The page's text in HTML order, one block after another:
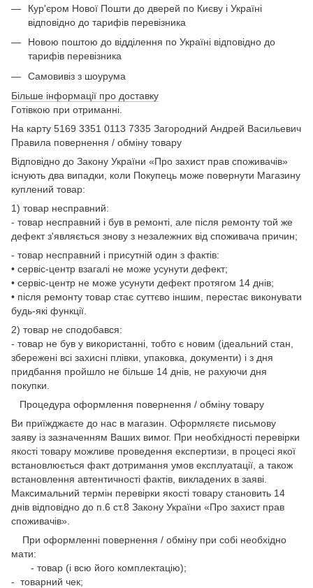
Кур'єром Нової Пошти до дверей по Києву і Україні
відповідно до тарифів перевізника
Новою поштою до відділення по Україні відповідно до
тарифів перевізника
Самовивіз з шоурума
Більше інформації про доставку
Готівкою при отриманні.
На карту 5169 3351 0113 7335 Загородний Андрей Васильевич
Правила повернення / обміну товару
Відповідно до Закону України «Про захист прав споживачів»
існують два випадки, коли Покупець може повернути Магазину
куплений товар:
1) товар несправний:
- товар несправний і був в ремонті, але після ремонту той же
дефект з'являється знову з незалежних від споживача причин;
- товар несправний і присутній один з фактів:
• сервіс-центр взагалі не може усунути дефект;
• сервіс-центр не може усунути дефект протягом 14 днів;
• після ремонту товар стає суттєво іншим, перестає виконувати
будь-які функції.
2) товар не сподобався:
- товар не був у використанні, тобто є новим (ідеальний стан,
збережені всі захисні плівки, упаковка, документи) і з дня
придбання пройшло не більше 14 днів, не рахуючи дня
покупки.
Процедура оформлення повернення / обміну товару
Ви приїжджаєте до нас в магазин. Оформляєте письмову
заяву із зазначенням Ваших вимог. При необхідності перевірки
якості товару можливе проведення експертизи, в процесі якої
встановлюється факт дотримання умов експлуатації, а також
встановлення автентичності фактів, викладених в заяві.
Максимальний термін перевірки якості товару становить 14
днів відповідно до п.6 ст.8 Закону України «Про захист прав
споживачів».
При оформленні повернення / обміну при собі необхідно
мати:
- товар (і всю його комплектацію);
- товарний чек;